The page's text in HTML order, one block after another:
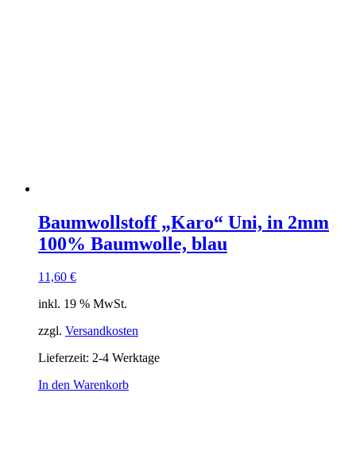
Baumwollstoff „Karo“ Uni, in 2mm
100% Baumwolle, blau
11,60 €
inkl. 19 % MwSt.
zzgl. Versandkosten
Lieferzeit: 2-4 Werktage
In den Warenkorb